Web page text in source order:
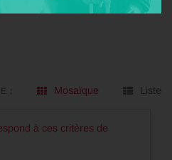
: Mosaïque Liste
à ces critères de